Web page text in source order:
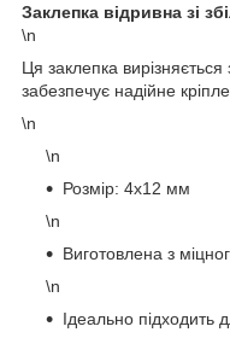
Заклепка відривна зі
\n
Ця заклепка
забезпечує надійне
\n
\n
Розмір: 4х12 мм
\n
Виготовлена з
\n
Ідеально підходить